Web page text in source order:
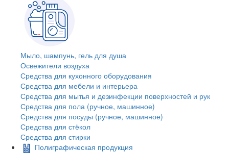
Мыло, шампунь, гель для душа
Освежители воздуха
Средства для кухонного оборудования
Средства для мебели и интерьера
Средства для мытья и дезинфекции поверхностей и рук
Средства для пола (ручное, машинное)
Средства для посуды (ручное, машинное)
Средства для стёкол
Средства для стирки
Полиграфическая продукция